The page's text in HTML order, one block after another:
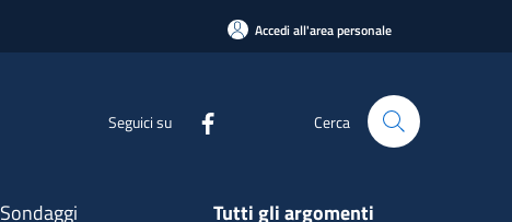
Accedi all'area personale
Seguici su Cerca
Sondaggi Tutti gli argomenti